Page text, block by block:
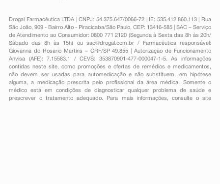
Drogal Farmacêutica LTDA | CNPJ: 54.375.647/0066-72 | IE: 535.412.860.113 | Rua
São João, 909 - Bairro Alto - Piracicaba/São Paulo, CEP: 13416-585 | SAC – Serviço
de Atendimento ao Consumidor: 0800 771 2120 (Segunda à Sexta das 8h às 20h/
Sábado das 8h às 15h) ou sac@drogal.com.br/ Farmacêutica responsável:
Giovanna do Rosario Martins – CRF/SP 49.855 | Autorização de Funcionamento
Anvisa (AFE): 7.15583.1 / CEVS: 353870901-477-000047-1-5. As informações
contidas neste site, como promoções e ofertas de remédios e medicamentos,
não devem ser usadas para automedicação e não substituem, em hipótese
alguma, a medicação prescrita pelo profissional da área médica. Somente o
médico está em condições de diagnosticar qualquer problema de saúde e
prescrever o tratamento adequado. Para mais informações, consulte o site